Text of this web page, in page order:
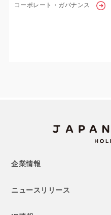
コーポレート・ガバナンス
企業情報
ニュースリリース